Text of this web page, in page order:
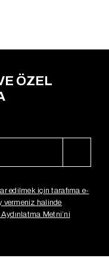
ÖZEL
edilmek için tarafıma e-
vermeniz halinde
Metni’ni